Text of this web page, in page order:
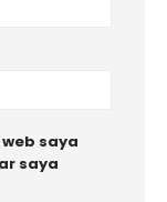
saya
saya